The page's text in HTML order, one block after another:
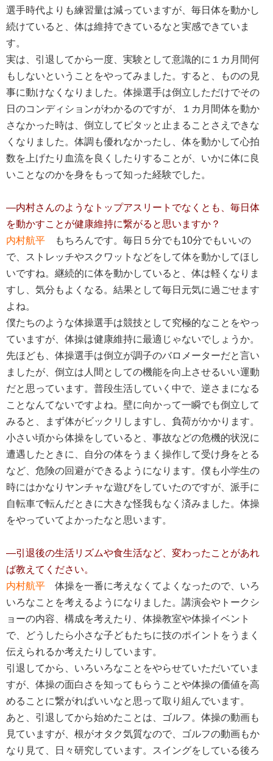
選手時代よりも練習量は減っていますが、毎日体を動かし
続けていると、体は維持できているなと実感できていま
す。
実は、引退してから一度、実験として意識的に１カ月間何
もしないということをやってみました。すると、ものの見
事に動けなくなりました。体操選手は倒立しただけでその
日のコンディションがわかるのですが、１カ月間体を動か
さなかった時は、倒立してピタッと止まることさえできな
くなりました。体調も優れなかったし、体を動かして心拍
数を上げたり血流を良くしたりすることが、いかに体に良
いことなのかを身をもって知った経験でした。
―内村さんのようなトップアスリートでなくとも、毎日体
を動かすことが健康維持に繋がると思いますか？
内村航平 もちろんです。毎日５分でも10分でもいいの
で、ストレッチやスクワットなどをして体を動かしてほし
いですね。継続的に体を動かしていると、体は軽くなりま
すし、気分もよくなる。結果として毎日元気に過ごせます
よね。
僕たちのような体操選手は競技として究極的なことをやっ
ていますが、体操は健康維持に最適じゃないでしょうか。
先ほども、体操選手は倒立が調子のバロメーターだと言い
ましたが、倒立は人間としての機能を向上させるいい運動
だと思っています。普段生活していく中で、逆さまになる
ことなんてないですよね。壁に向かって一瞬でも倒立して
みると、まず体がビックリしますし、負荷がかかります。
小さい頃から体操をしていると、事故などの危機的状況に
遭遇したときに、自分の体をうまく操作して受け身をとる
など、危険の回避ができるようになります。僕も小学生の
時にはかなりヤンチャな遊びをしていたのですが、派手に
自転車で転んだときに大きな怪我もなく済みました。体操
をやっていてよかったなと思います。
―引退後の生活リズムや食生活など、変わったことがあれ
ば教えてください。
内村航平 体操を一番に考えなくてよくなったので、いろ
いろなことを考えるようになりました。講演会やトークシ
ョーの内容、構成を考えたり、体操教室や体操イベント
で、どうしたら小さな子どもたちに技のポイントをうまく
伝えられるか考えたりしています。
引退してから、 いろいろなことをやらせていただいていま
すが、 体操の面白さを知ってもらうことや体操の価値を高
めることに繋がればいいなと思って取り組んでいます。
あと、引退してから始めたことは、ゴルフ。体操の動画も
見ていますが、根がオタク気質なので、ゴルフの動画もか
なり見て、日々研究しています。スイングをしている後ろ